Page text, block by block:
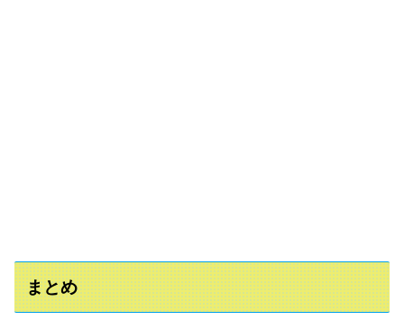
まとめ